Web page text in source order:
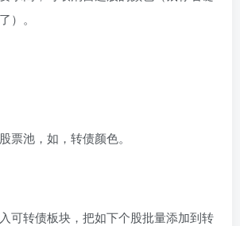
）。
票池，如，转债颜色。
可转债板块，把如下个股批量添加到转